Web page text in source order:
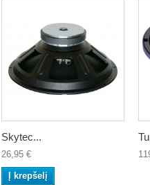
Skytec...
26,95 €
Į krepšelį